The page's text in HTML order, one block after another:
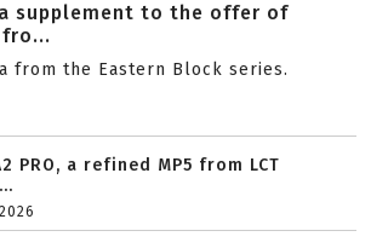
supplement to the offer of
fro...
from the Eastern Block series.
PRO, a refined MP5 from LCT